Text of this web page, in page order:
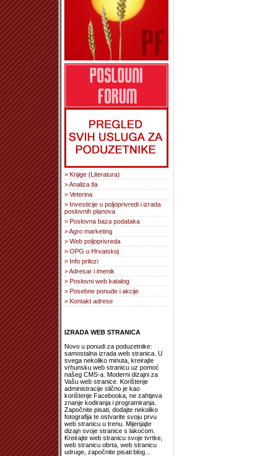
> Knjige (Literatura)
> Analiza tla
> Veterina
> Investicije u poljoprivredi i izrada
poslovnih planova
> Poslovna baza podataka
> Agro marketing
> Web poljoprivreda
> OPG u Hrvatskoj
> Info prilozi
> Adresar i imenik
> Poslovni web katalog
> Posebne ponude i akcije
> Kontakt adrese
IZRADA WEB STRANICA
Novo u ponudi za poduzetnike:
samostalna izrada web stranica. U
svega nekoliko minuta, kreirajte
vrhunsku web stranicu uz pomoć
našeg CMS-a. Moderni dizajni za
Vašu web stranice. Korištenje
administracije slično je kao
korištenje Facebooka, ne zahtjeva
znanje kodiranja i programiranja.
Započnite pisati, dodajte nekoliko
fotografija te ostvarite svoju prvu
web stranicu u trenu. Mijenjajte
dizajn svoje stranice s lakoćom.
Kreirajte web stranicu svoje tvrtke,
web stranicu obrta, web stranicu
udruge, započnite pisati blog...